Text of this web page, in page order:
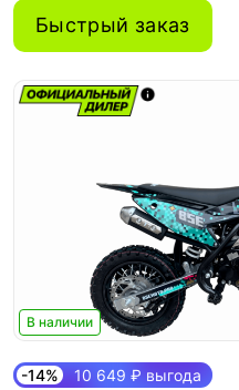
Быстрый заказ
В наличии
-14% 10 649 ₽ выгода